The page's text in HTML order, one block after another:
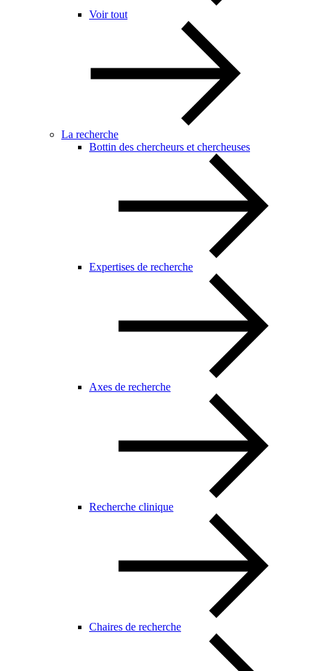
Voir tout
La recherche
Bottin des chercheurs et chercheuses
Expertises de recherche
Axes de recherche
Recherche clinique
Chaires de recherche